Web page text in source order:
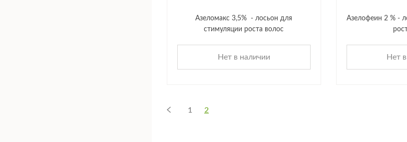
Азеломакс 3,5% - лосьон для
стимуляции роста волос
Нет в наличии
Азелофеин 2 % -
Нет
1 2